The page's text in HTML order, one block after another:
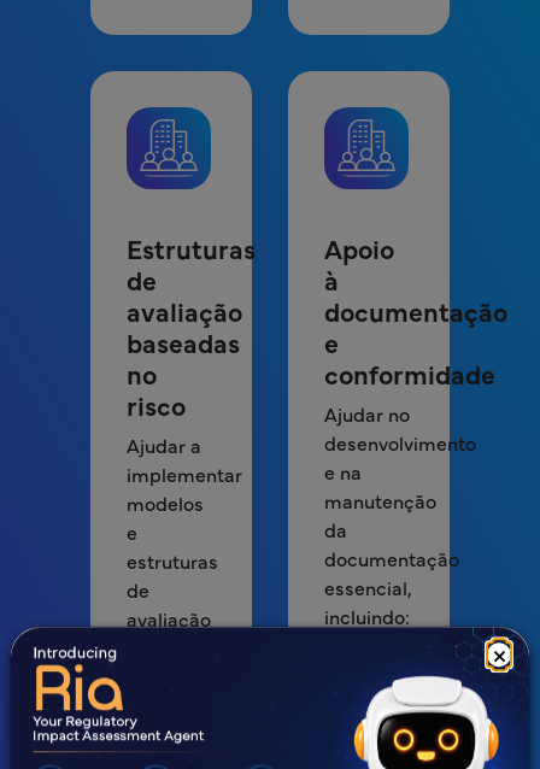
×
Estruturas
de
avaliação
baseadas
no
risco
Ajudar a
implementar
modelos
e
estruturas
de
avaliação
classifiquem
os
Apoio
à
documentação
e
conformidade
Ajudar no
desenvolvimento
e na
manutenção
da
documentação
essencial,
incluindo:
Registos
de
qualificação
de